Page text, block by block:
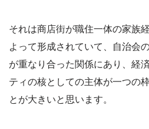
それは商店街が職住一体の家族
よって形成されていて、自治会
が重なり合った関係にあり、経
ティの核としての主体が一つの
とが大きいと思います。